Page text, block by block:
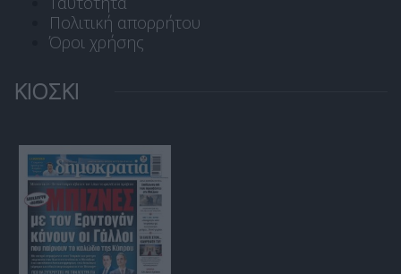
Πολιτική απορρήτου
Όροι χρήσης
ΚΙΟΣΚΙ